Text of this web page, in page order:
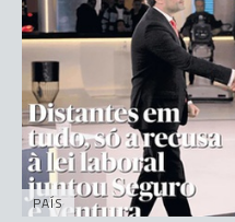
PAÍS